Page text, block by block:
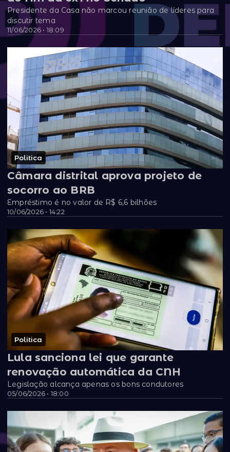
11/06/2026 • 18:09
Presidente da Casa não marcou reunião de líderes para
discutir tema
Politica
10/06/2026 • 14:22
Câmara distrital aprova projeto de
socorro ao BRB
Empréstimo é no valor de R$ 6,6 bilhões
Politica
05/06/2026 • 18:00
Lula sanciona lei que garante
renovação automática da CNH
Legislação alcança apenas os bons condutores